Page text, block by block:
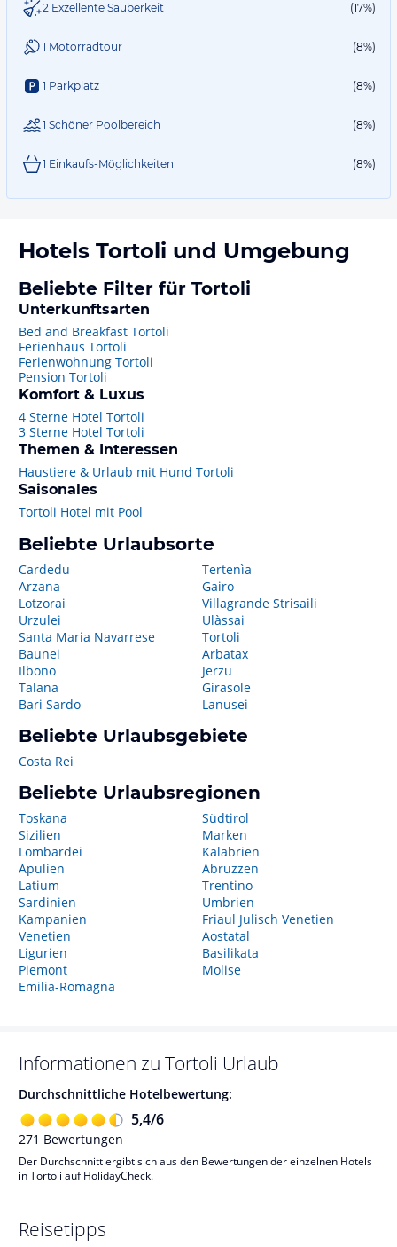
2 Exzellente Sauberkeit (17%)
1 Motorradtour (8%)
1 Parkplatz (8%)
1 Schöner Poolbereich (8%)
1 Einkaufs-Möglichkeiten (8%)
Hotels Tortoli und Umgebung
Beliebte Filter für Tortoli
Unterkunftsarten
Bed and Breakfast Tortoli
Ferienhaus Tortoli
Ferienwohnung Tortoli
Pension Tortoli
Komfort & Luxus
4 Sterne Hotel Tortoli
3 Sterne Hotel Tortoli
Themen & Interessen
Haustiere & Urlaub mit Hund Tortoli
Saisonales
Tortoli Hotel mit Pool
Beliebte Urlaubsorte
Cardedu
Arzana
Lotzorai
Urzulei
Santa Maria Navarrese
Baunei
Ilbono
Talana
Bari Sardo
Tertenìa
Gairo
Villagrande Strisaili
Ulàssai
Tortoli
Arbatax
Jerzu
Girasole
Lanusei
Beliebte Urlaubsgebiete
Costa Rei
Beliebte Urlaubsregionen
Toskana
Sizilien
Lombardei
Apulien
Latium
Sardinien
Kampanien
Venetien
Ligurien
Piemont
Emilia-Romagna
Südtirol
Marken
Kalabrien
Abruzzen
Trentino
Umbrien
Friaul Julisch Venetien
Aostatal
Basilikata
Molise
Informationen zu Tortoli Urlaub
Durchschnittliche Hotelbewertung:
5,4/6
271 Bewertungen
Der Durchschnitt ergibt sich aus den Bewertungen der einzelnen Hotels
in Tortoli auf HolidayCheck.
Reisetipps